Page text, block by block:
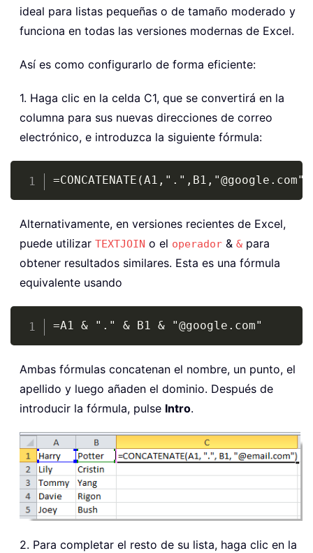
ideal para listas pequeñas o de tamaño moderado y
funciona en todas las versiones modernas de Excel.
Así es como configurarlo de forma eficiente:
1. Haga clic en la celda C1, que se convertirá en la
columna para sus nuevas direcciones de correo
electrónico, e introduzca la siguiente fórmula:
=CONCATENATE(A1,".",B1,"@google.com")
Copy
Alternativamente, en versiones recientes de Excel,
puede utilizar TEXTJOIN o el operador & & para
obtener resultados similares. Esta es una fórmula
equivalente usando
=A1 & "." & B1 & "@google.com"Copy
Ambas fórmulas concatenan el nombre, un punto, el
apellido y luego añaden el dominio. Después de
introducir la fórmula, pulse Intro.
2. Para completar el resto de su lista, haga clic en la